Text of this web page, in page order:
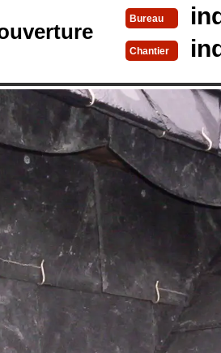
Bureau
Chantier